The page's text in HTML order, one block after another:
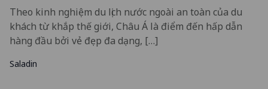
Theo kinh nghiệm du lịch nước ngoài an toàn của du
khách từ khắp thế giới, Châu Á là điểm đến hấp dẫn
hàng đầu bởi vẻ đẹp đa dạng, […]
Saladin